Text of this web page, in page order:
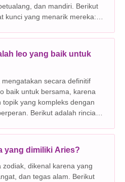
dan mandiri. Berikut
kunci yang menarik mereka:
diri yang tidak ta
leo yang baik untuk
secara definitif
baik untuk bersama, karena
topik yang kompleks dengan
Berikut adalah rincian
yang dimiliki Aries?
dikenal karena yang
tegas alam. Berikut